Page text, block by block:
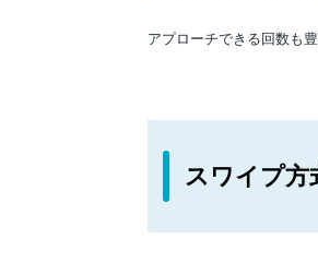
アプローチできる回数も
スワイプ方